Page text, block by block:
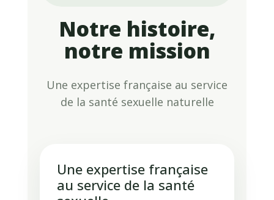
Notre histoire,
notre mission
Une expertise française au service
de la santé sexuelle naturelle
Une expertise française
au service de la santé